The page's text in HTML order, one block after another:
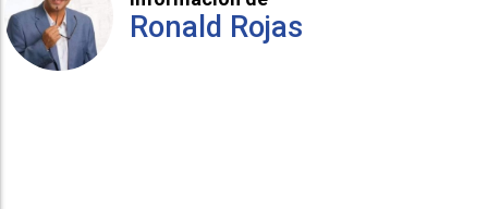
Ronald Rojas